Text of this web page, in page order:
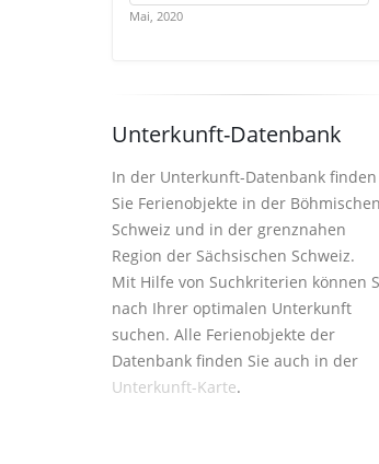
Mai, 2020
Unterkunft-Datenbank
In der Unterkunft-Datenbank finden
Sie Ferienobjekte in der Böhmischen
Schweiz und in der grenznahen
Region der Sächsischen Schweiz.
Mit Hilfe von Suchkriterien können
nach Ihrer optimalen Unterkunft
suchen. Alle Ferienobjekte der
Datenbank finden Sie auch in der
Unterkunft-Karte.